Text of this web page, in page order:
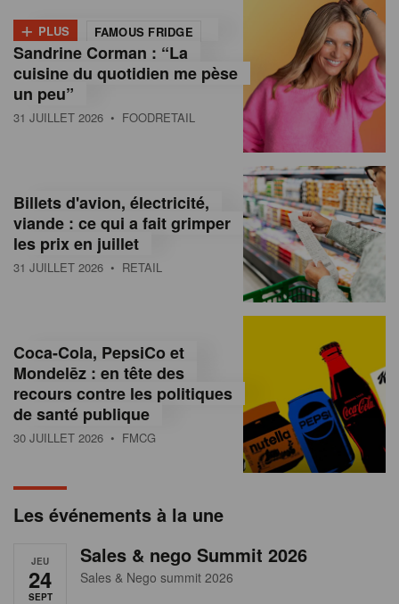
m
a
s
s
u
e
e
a
+ PLUS FAMOUS FRIDGE
Sandrine Corman : “La
cuisine du quotidien me pèse
un peu”
31 JUILLET 2026 • FOODRETAIL
Billets d'avion, électricité,
viande : ce qui a fait grimper
les prix en juillet
31 JUILLET 2026 • RETAIL
Coca-Cola, PepsiCo et
Mondelēz : en tête des
recours contre les politiques
de santé publique
30 JUILLET 2026 • FMCG
Les événements à la une
JEU
24
SEPT
Sales & nego Summit 2026
Sales & Nego summit 2026